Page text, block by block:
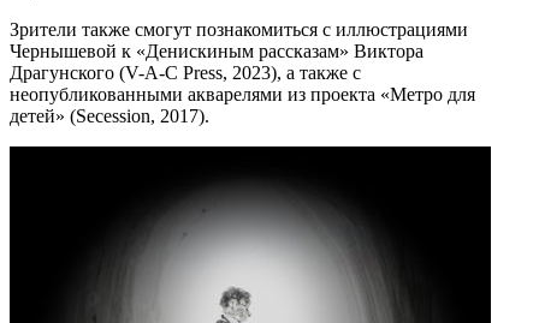
Зрители также смогут познакомиться с иллюстрациями
Чернышевой к «Денискиным рассказам» Виктора
Драгунского (V-A-C Press, 2023), а также с
неопубликованными акварелями из проекта «Метро для
детей» (Secession, 2017).